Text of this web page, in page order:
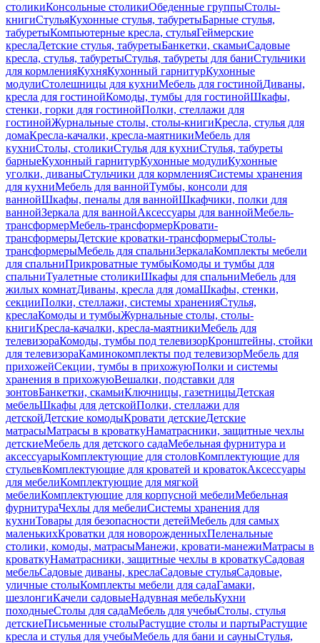
столикиКонсольные столикиОбеденные группыСтолы-
книгиСтульяКухонные стулья, табуретыБарные стулья,
табуретыКомпьютерные кресла, стульяГеймерские
креслаДетские стулья, табуретыБанкетки, скамьиСадовые
кресла, стулья, табуретыСтулья, табуреты для баниСтульчики
для кормленияКухняКухонный гарнитурКухонные
модулиСтолешницы для кухниМебель для гостинойДиваны,
кресла для гостинойКомоды, тумбы для гостинойШкафы,
стенки, горки для гостинойПолки, стеллажи для
гостинойЖурнальные столы, столы-книгиКресла, стулья для
домаКресла-качалки, кресла-маятникиМебель для
кухниСтолы, столикиСтулья для кухниСтулья, табуреты
барныеКухонный гарнитурКухонные модулиКухонные
уголки, диваныСтульчики для кормленияСистемы хранения
для кухниМебель для ваннойТумбы, консоли для
ваннойШкафы, пеналы для ваннойШкафчики, полки для
ваннойЗеркала для ваннойАксессуары для ваннойМебель-
трансформерМебель-трансформерКровати-
трансформерыДетские кроватки-трансформерыСтолы-
трансформерыМебель для спальниЗеркалаКомплекты мебели
для спальниПрикроватные тумбыКомоды и тумбы для
спальниТуалетные столикиШкафы для спальниМебель для
жилых комнатДиваны, кресла для домаШкафы, стенки,
секцииПолки, стеллажи, системы храненияСтулья,
креслаКомоды и тумбыЖурнальные столы, столы-
книгиКресла-качалки, кресла-маятникиМебель для
телевизораКомоды, тумбы под телевизорКронштейны, стойки
для телевизораКаминокомплекты под телевизорМебель для
прихожейСекции, тумбы в прихожуюПолки и системы
хранения в прихожуюВешалки, подставки для
зонтовБанкетки, скамьиКлючницы, газетницыДетская
мебельШкафы для детскойПолки, стеллажи для
детскойДетские комодыКровати детскиеДетские
матрасыМатрасы в кроваткуНаматрасники, защитные чехлы
детскиеМебель для детского садаМебельная фурнитура и
аксессуарыКомплектующие для столовКомплектующие для
стульевКомплектующие для кроватей и кроватокАксессуары
для мебелиКомплектующие для мягкой
мебелиКомплектующие для корпусной мебелиМебельная
фурнитураЧехлы для мебелиСистемы хранения для
кухниТовары для безопасности детейМебель для самых
маленькихКроватки для новорожденныхПеленальные
столики, комоды, матрасыМанежи, кровати-манежиМатрасы в
кроваткуНаматрасники, защитные чехлы в кроваткуСадовая
мебельСадовые диваны, креслаСадовые стульяСадовые,
уличные столыКомплекты мебели для садаГамаки,
шезлонгиКачели садовыеНадувная мебельКухни
походныеСтолы для садаМебель для учебыСтолы, стулья
детскиеПисьменные столыРастущие столы и партыРастущие
кресла и стулья для учебыМебель для бани и сауныСтулья,